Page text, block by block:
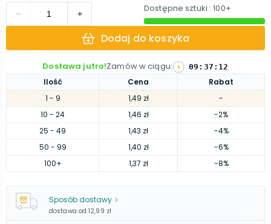
Ilość Cena
Rabat
1 - 9 1,49 zł
-
10 - 24 1,46 zł
-2%
25 - 49 1,43 zł
-4%
50 - 99 1,40 zł
-6%
100+ 1,37 zł -8%
Dostępne sztuki : 100+
Dodaj do koszyka
Dostawa jutro!Zamów w ciągu: 09 : 37 : 11
Sposób dostawy
dostawa od 12,99 zł